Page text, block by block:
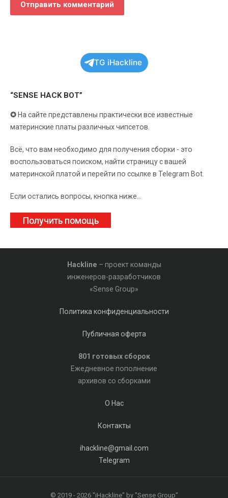
TG iHackline
“SENSE HACK BOT”
✪ На сайте представлены практически все известные
материнские платы различных чипсетов.
Всё, что вам необходимо для получения сборки - это
воспользоваться поиском, найти страницу с вашей
материнской платой и перейти по ссылке в Telegram Bot.
Если остались вопросы, кнопка ниже...
Получить помощь
Hackline – проект команды
инженеров-разработчиков
«Sense Group»
Политика конфиденциальности
Публичная оферта
801 готовых сборок
Ежедневное пополнение
архивов со сборками
О Нас
Контакты
ihackline@gmail.com
Telegram
© 2019 - 2026 "iHackline" by "Sense Group"